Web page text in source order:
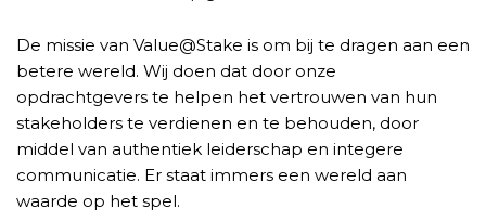
De missie van Value@Stake is om bij te dragen aan een
betere wereld. Wij doen dat door onze
opdrachtgevers te helpen het vertrouwen van hun
stakeholders te verdienen en te behouden, door
middel van authentiek leiderschap en integere
communicatie. Er staat immers een wereld aan
waarde op het spel.